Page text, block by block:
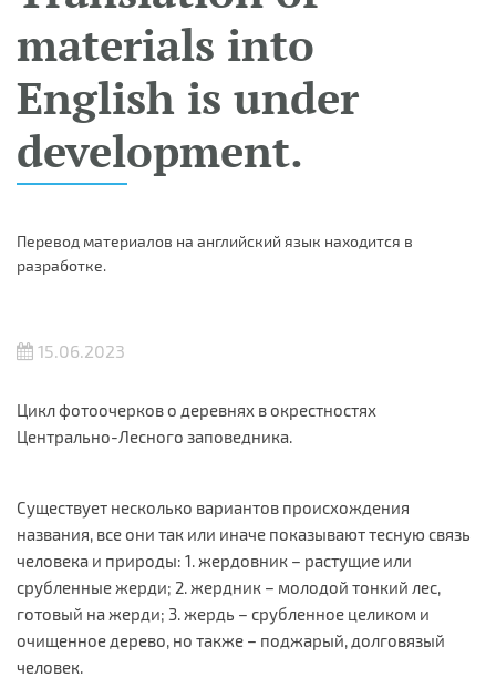
materials into
English is under
development.
Перевод материалов на английский язык находится в
разработке.
15.06.2023
Цикл фотоочерков о деревнях в окрестностях
Центрально-Лесного заповедника.
Существует несколько вариантов происхождения
названия, все они так или иначе показывают тесную связь
человека и природы: 1. жердовник – растущие или
срубленные жерди; 2. жердник – молодой тонкий лес,
готовый на жерди; 3. жердь – срубленное целиком и
очищенное дерево, но также – поджарый, долговязый
человек.